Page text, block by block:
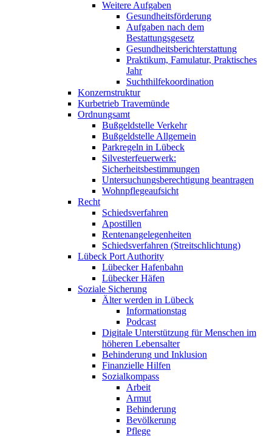
Weitere Aufgaben
Gesundheitsförderung
Aufgaben nach dem
Bestattungsgesetz
Gesundheitsberichterstattung
Praktikum, Famulatur, Praktisches
Jahr
Suchthilfekoordination
Konzernstruktur
Kurbetrieb Travemünde
Ordnungsamt
Bußgeldstelle Verkehr
Bußgeldstelle Allgemein
Parkregeln in Lübeck
Silvesterfeuerwerk:
Sicherheitsbestimmungen
Untersuchungsberechtigung beantragen
Wohnpflegeaufsicht
Recht
Schiedsverfahren
Apostillen
Rentenangelegenheiten
Schiedsverfahren (Streitschlichtung)
Lübeck Port Authority
Lübecker Hafenbahn
Lübecker Häfen
Soziale Sicherung
Älter werden in Lübeck
Informationstag
Podcast
Digitale Unterstützung für Menschen im
höheren Lebensalter
Behinderung und Inklusion
Finanzielle Hilfen
Sozialkompass
Arbeit
Armut
Behinderung
Bevölkerung
Pflege